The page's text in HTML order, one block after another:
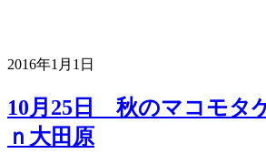
2016年1月1日
10月25日 秋のマコモタ
ｎ大田原